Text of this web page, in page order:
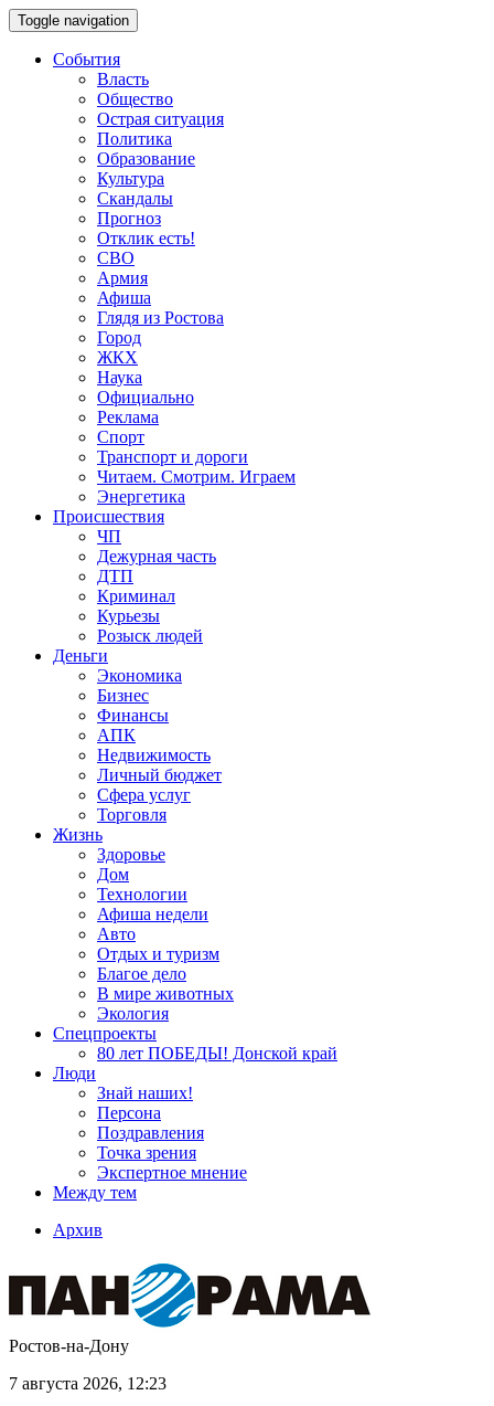
Toggle navigation
События
Власть
Общество
Острая ситуация
Политика
Образование
Культура
Скандалы
Прогноз
Отклик есть!
СВО
Армия
Афиша
Глядя из Ростова
Город
ЖКХ
Наука
Официально
Реклама
Спорт
Транспорт и дороги
Читаем. Смотрим. Играем
Энергетика
Происшествия
ЧП
Дежурная часть
ДТП
Криминал
Курьезы
Розыск людей
Деньги
Экономика
Бизнес
Финансы
АПК
Недвижимость
Личный бюджет
Сфера услуг
Торговля
Жизнь
Здоровье
Дом
Технологии
Афиша недели
Авто
Отдых и туризм
Благое дело
В мире животных
Экология
Спецпроекты
80 лет ПОБЕДЫ! Донской край
Люди
Знай наших!
Персона
Поздравления
Точка зрения
Экспертное мнение
Между тем
Архив
Ростов-на-Дону
7 августа 2026, 12:23